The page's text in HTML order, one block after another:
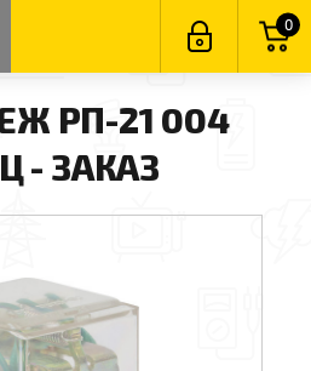
0
РП-21 004
- ЗАКАЗ